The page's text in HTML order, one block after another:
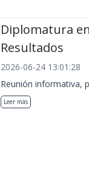
Diplomatura
Resultados
2026-06-24 13:01:28
Reunión informativa,
Leer más